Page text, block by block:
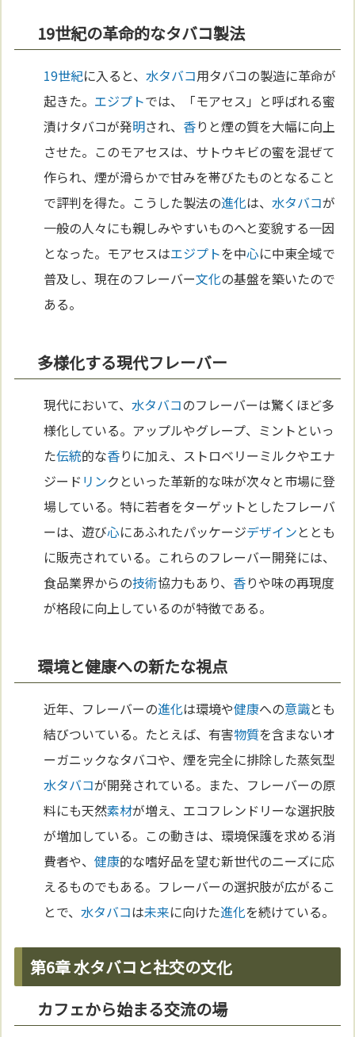
19世紀の革命的なタバコ製法
19世紀に入ると、水タバコ用タバコの製造に革命が
起きた。 エジプトでは、「モアセス」と呼ばれる蜜
漬けタバコが発明され、 香りと煙の質を大幅に向上
させた。このモアセスは、サトウキビの蜜を混ぜて
作られ、煙が滑らかで甘みを帯びたものとなること
で評判を得た。こうした製法の進化は、水タバコが
一般の人々にも親しみやすいものへと変貌する一因
となった。モアセスはエジプトを中心に中東全域で
普及し、現在のフレーバー文化の基盤を築いたので
ある。
多様化する現代フレーバー
現代において、水タバコのフレーバーは驚くほど多
様化している。アップルやグレープ、ミントといっ
た伝統的な香りに加え、ストロベリーミルクやエナ
ジード リンクといった革新的な味が次々と市場に登
場している。特に若者をターゲットとしたフレーバ
ーは、遊び心にあふれたパッケージデザインととも
に販売されている。これらのフレーバー開発には、
食品業界からの技術協力もあり、 香りや味の再現度
が格段に向上しているのが特徴である。
環境と健康への新たな視点
近年、フレーバーの進化は環境や健康への意識とも
結びついている。たとえば、有害物質を含まないオ
ーガニックなタバコや、煙を完全に排除した蒸気型
水タバコが開発されている。また、フレーバーの原
料にも天然素材が増え、エコフレンドリーな選択肢
が増加している。この動きは、環境保護を求める消
費者や、健康的な嗜好品を望む新世代のニーズに応
えるものでもある。フレーバーの選択肢が広がるこ
とで、水タバコは未来に向けた進化を続けている。
第6章 水タバコと社交の文化
カフェから始まる交流の場